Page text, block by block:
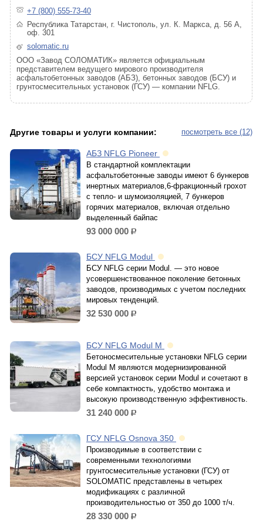
+7 (800) 555-73-40
Республика Татарстан, г. Чистополь, ул. К. Маркса, д. 56 А,
оф. 301
solomatic.ru
ООО «Завод СОЛОМАТИК» является официальным
представителем ведущего мирового производителя
асфальтобетонных заводов (АБЗ), бетонных заводов (БСУ) и
грунтосмесительных установок (ГСУ) — компании NFLG.
посмотреть все (12)
Другие товары и услуги компании:
АБЗ NFLG Pioneer
В стандартной комплектации
асфальтобетонные заводы имеют 6 бункеров
инертных материалов,6-фракционный грохот
с тепло- и шумоизоляцией, 7 бункеров
горячих материалов, включая отдельно
выделенный байпас
93 000 000 р.
БСУ NFLG Modul
БСУ NFLG серии Modul. — это новое
усовершенствованное поколение бетонных
заводов, производимых с учетом последних
мировых тенденций.
32 530 000 р.
БСУ NFLG Modul M
Бетоносмесительные установки NFLG серии
Modul M являются модернизированной
версией установок серии Modul и сочетают в
себе компактность, удобство монтажа и
высокую производственную эффективность.
31 240 000 р.
ГСУ NFLG Osnova 350
Производимые в соответствии с
современными технологиями
грунтосмесительные установки (ГСУ) от
SOLOMATIC представлены в четырех
модификациях с различной
производительностью от 350 до 1000 т/ч.
28 330 000 р.